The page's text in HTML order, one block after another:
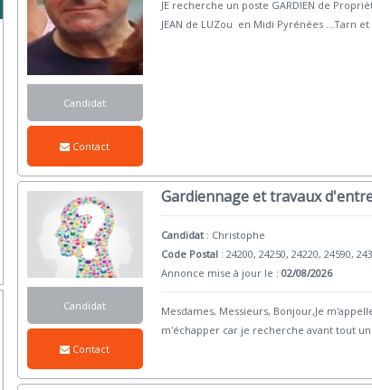
Candidat
Contact
JE recherche un poste GARDIEN de
JEAN de LUZou en Midi Pyrénées ...Tarn
Candidat
Contact
Gardiennage et travaux
Candidat : Christophe
Code Postal : 24200, 24250, 24220, 24590,
Annonce mise à jour le :02/08/2026
Mesdames, Messieurs, Bonjour,Je
m'échapper car je recherche avant tout